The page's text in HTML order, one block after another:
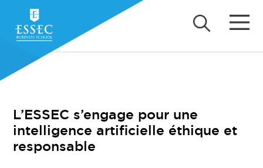
L’ESSEC s’engage pour une
intelligence artificielle éthique et
responsable